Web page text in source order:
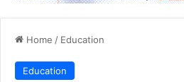
Home / Education
Education